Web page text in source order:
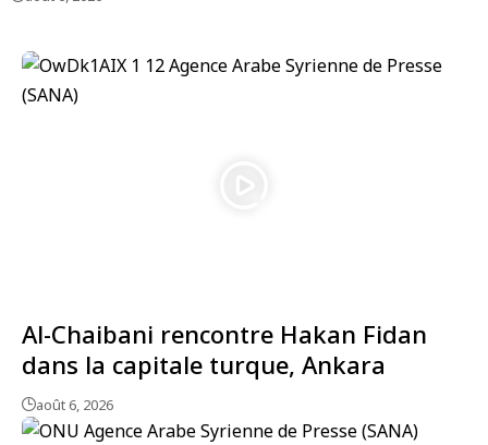
Al-Chaibani rencontre Hakan Fidan
dans la capitale turque, Ankara
août 6, 2026